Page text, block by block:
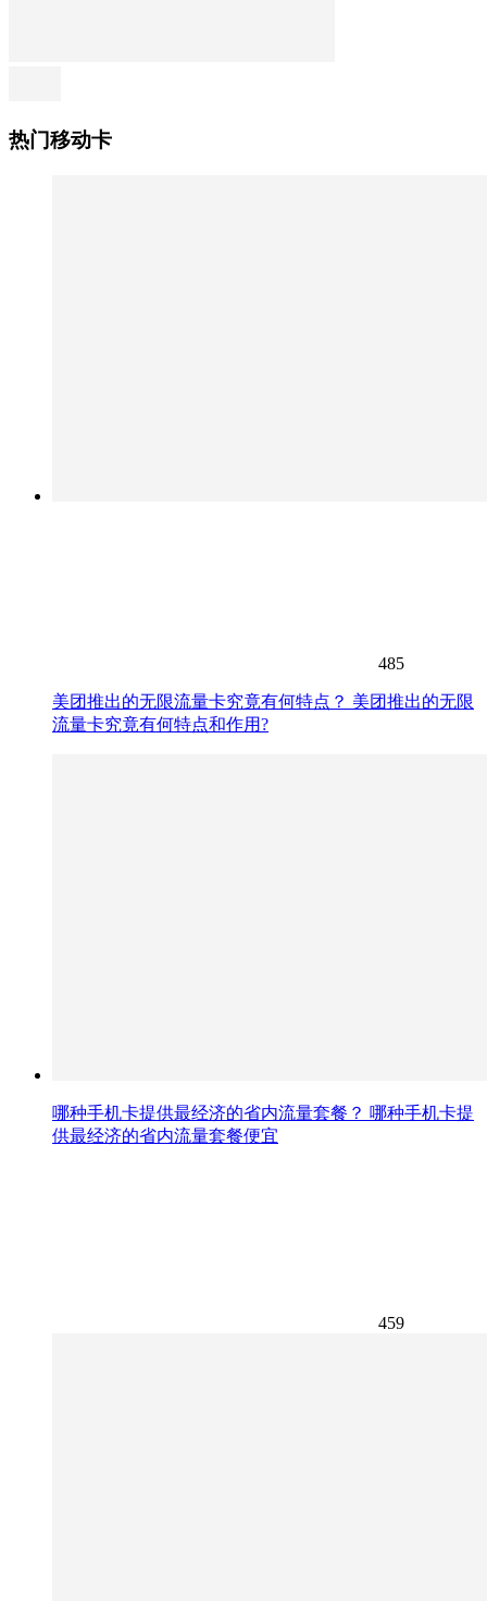
热门移动卡
485
美团推出的无限流量卡究竟有何特点？ 美团推出的无限
流量卡究竟有何特点和作用?
哪种手机卡提供最经济的省内流量套餐？ 哪种手机卡提
供最经济的省内流量套餐便宜
459